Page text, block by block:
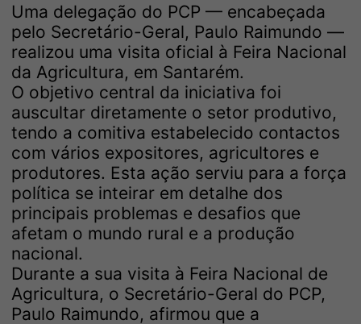
Uma delegação do PCP — encabeçada
pelo Secretário-Geral, Paulo Raimundo —
realizou uma visita oficial à Feira Nacional
da Agricultura, em Santarém.
O objetivo central da iniciativa foi
auscultar diretamente o setor produtivo,
tendo a comitiva estabelecido contactos
com vários expositores, agricultores e
produtores. Esta ação serviu para a força
política se inteirar em detalhe dos
principais problemas e desafios que
afetam o mundo rural e a produção
nacional.
Durante a sua visita à Feira Nacional de
Agricultura, o Secretário-Geral do PCP,
Paulo Raimundo, afirmou que a